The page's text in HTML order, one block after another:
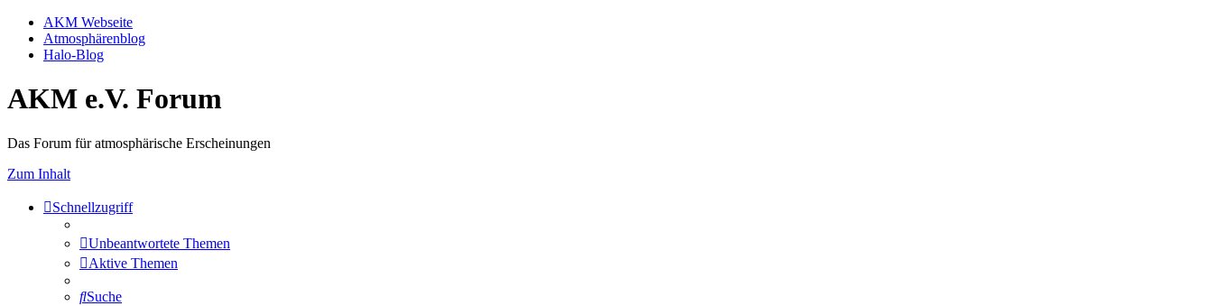
AKM Webseite
Atmosphärenblog
Halo-Blog
AKM e.V. Forum
Das Forum für atmosphärische Erscheinungen
Zum Inhalt
Schnellzugriff
Unbeantwortete Themen
Aktive Themen
Suche